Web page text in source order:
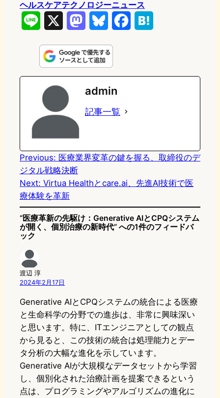
ヘルスケアテクノロジーニュース
n
e
s
t
o
d
n
u
e
s
k
e
k
e
admin
記事一覧
Previous: 医療業界変革の鍵を握る、取締役のデ
ジタル戦略決断
Next: Virtua Healthとcare.ai、先進AI技術で医
療体験を革新
“医療革新の先駆け：Generative AIとCPQシステム
が開く、個別治療の新時代” への1件のフィードバ
ック
渡辺 淳
2024年2月17日
Generative AIとCPQシステムの統合による医療
と生命科学の分野での進歩は、非常に興味深い
と思います。特に、ITエンジニアとしての観点
から見ると、この技術の統合は処理能力とデー
タ分析の大幅な進化を示しています。
Generative AIが大規模なデータセットから学習
し、個別化された治療計画を提案できるという
点は、プログラミングやアルゴリズムの進化に